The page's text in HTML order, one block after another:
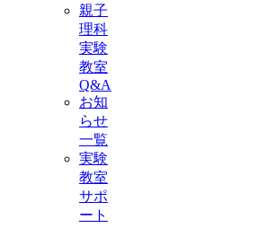
親子
理科
実験
教室
Q&A
お知
らせ
一覧
実験
教室
サポ
ート